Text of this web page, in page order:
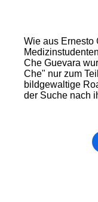
Wie aus Ernesto
Che Guevara
Che" nur zum
bildgewaltige
der Suche nach